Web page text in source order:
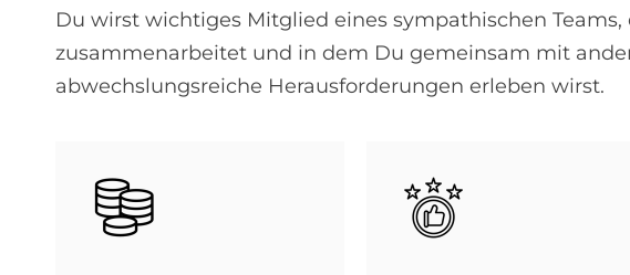
Du wirst wichtiges Mitglied eines sympathischen Teams,
zusammenarbeitet und in dem Du gemeinsam mit
abwechslungsreiche Herausforderungen erleben wirst.
Bild Bild